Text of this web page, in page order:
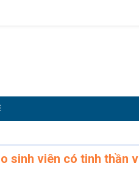
sinh viên có tinh thần